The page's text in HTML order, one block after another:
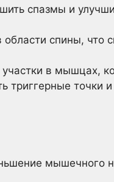
спазмы и
спины, что
участки в мышцах,
триггерные точки и
мышечного